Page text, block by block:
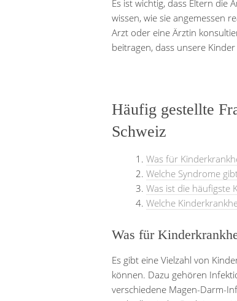
Es ist wichtig, dass Eltern die
wissen, wie sie angemessen
Arzt oder eine Ärztin
beitragen, dass unsere
Häufig gestellte
Schweiz
Was für
Welche Syndrome
Was ist die häufigste
Welche
Was für
Es gibt eine Vielzahl von
können. Dazu gehören
verschiedene Magen-Darm-